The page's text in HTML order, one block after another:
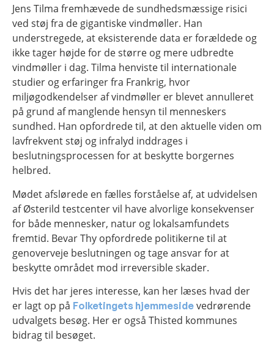
Jens Tilma fremhævede de sundhedsmæssige risici
ved støj fra de gigantiske vindmøller. Han
understregede, at eksisterende data er forældede og
ikke tager højde for de større og mere udbredte
vindmøller i dag. Tilma henviste til internationale
studier og erfaringer fra Frankrig, hvor
miljøgodkendelser af vindmøller er blevet annulleret
på grund af manglende hensyn til menneskers
sundhed. Han opfordrede til, at den aktuelle viden om
lavfrekvent støj og infralyd inddrages i
beslutningsprocessen for at beskytte borgernes
helbred.
Mødet afslørede en fælles forståelse af, at udvidelsen
af Østerild testcenter vil have alvorlige konsekvenser
for både mennesker, natur og lokalsamfundets
fremtid. Bevar Thy opfordrede politikerne til at
genoverveje beslutningen og tage ansvar for at
beskytte området mod irreversible skader.
Hvis det har jeres interesse, kan her læses hvad der
er lagt op på Folketingets hjemmeside vedrørende
udvalgets besøg. Her er også Thisted kommunes
bidrag til besøget.